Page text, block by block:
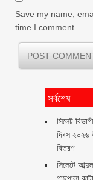
Save my name,
time I comment.
সর্বশেষ
সিলেট
দিবস ২০২৬
বিতরণ ‎ ‎
সিলেটে
গাছপালা